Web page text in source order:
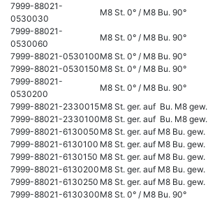
7999-88021-
0530030
M8 St. 0° / M8 Bu. 90°
7999-88021-
0530060
M8 St. 0° / M8 Bu. 90°
7999-88021-0530100M8 St. 0° / M8 Bu. 90°
7999-88021-0530150 M8 St. 0° / M8 Bu. 90°
7999-88021-
0530200
M8 St. 0° / M8 Bu. 90°
7999-88021-2330015M8 St. ger. auf Bu. M8 gew.
7999-88021-2330100M8 St. ger. auf Bu. M8 gew.
7999-88021-6130050 M8 St. ger. auf M8 Bu. gew.
7999-88021-6130100 M8 St. ger. auf M8 Bu. gew.
7999-88021-6130150 M8 St. ger. auf M8 Bu. gew.
7999-88021-6130200 M8 St. ger. auf M8 Bu. gew.
7999-88021-6130250 M8 St. ger. auf M8 Bu. gew.
7999-88021-6130300M8 St. 0° / M8 Bu. 90°